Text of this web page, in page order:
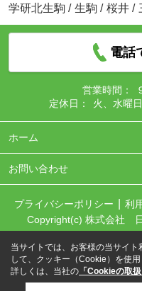
学研北生駒 / 生駒 / 桜井 /
電話
営業時間：
定休日：
火、水曜
ホーム
お問い合わせ
プライバシーポリシー 利
Copyright(c) 株式会社
当サイトでは、お客様の当サイ
して、クッキー（Cookie）を使用
詳しくは、当社の 「Cookieの取